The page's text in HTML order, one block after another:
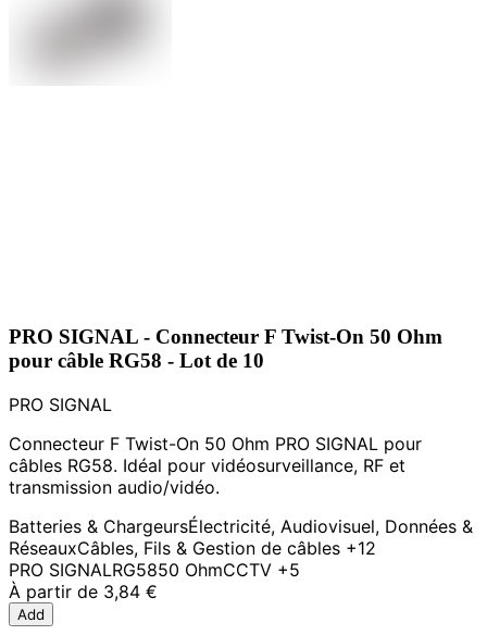
PRO SIGNAL - Connecteur F Twist-On 50 Ohm
pour câble RG58 - Lot de 10
PRO SIGNAL
Connecteur F Twist-On 50 Ohm PRO SIGNAL pour
câbles RG58. Idéal pour vidéosurveillance, RF et
transmission audio/vidéo.
Batteries & ChargeursÉlectricité, Audiovisuel, Données &
RéseauxCâbles, Fils & Gestion de câbles +12
PRO SIGNALRG5850 OhmCCTV +5
À partir de 3,84 €
Add